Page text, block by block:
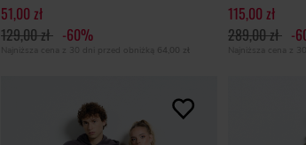
51,00 zł
129,00 zł -60%
Najniższa cena z 30 dni przed obniżką 64,00 zł
115,00 zł
289,00 zł -
Najniższa cena z